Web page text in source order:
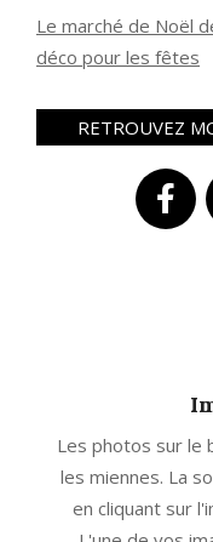
Le marché de Noël
déco pour les fêtes
RETROUVEZ
Les photos sur le
les miennes. La
en cliquant sur